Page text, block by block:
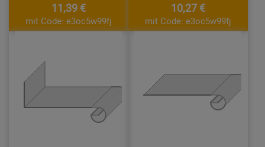
11,39 €
mit Code: e3oc5w99fj
10,27 €
mit Code: e3oc5w99fj